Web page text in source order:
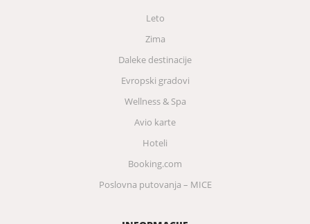
Leto
Zima
Daleke destinacije
Evropski gradovi
Wellness & Spa
Avio karte
Hoteli
Booking.com
Poslovna putovanja – MICE